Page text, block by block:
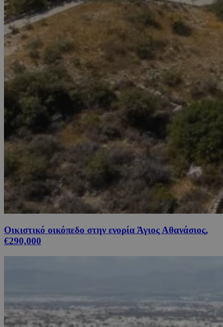
Οικιστικό οικόπεδο στην ενορία Άγιος Αθανάσιος,
€290,000